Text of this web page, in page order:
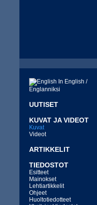
In English /
Englanniksi
UUTISET
KUVAT JA VIDEOT
Kuvat
Videot
ARTIKKELIT
TIEDOSTOT
Esitteet
Mainokset
Lehtiartikkelit
Ohjeet
Huoltotiedotteet